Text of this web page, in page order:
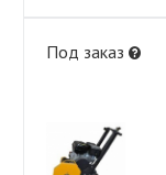
Под заказ